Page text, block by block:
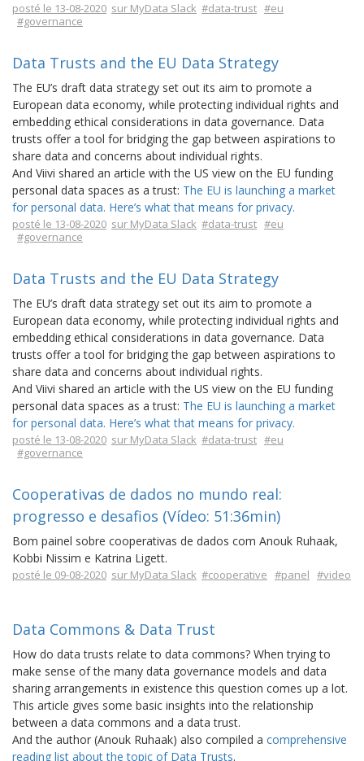
posté le 13-08-2020 sur MyData Slack #data-trust #eu
#governance
Data Trusts and the EU Data Strategy
The EU’s draft data strategy set out its aim to promote a
European data economy, while protecting individual rights and
embedding ethical considerations in data governance. Data
trusts offer a tool for bridging the gap between aspirations to
share data and concerns about individual rights.
And Viivi shared an article with the US view on the EU funding
personal data spaces as a trust: The EU is launching a market
for personal data. Here’s what that means for privacy.
posté le 13-08-2020 sur MyData Slack #data-trust #eu
#governance
Data Trusts and the EU Data Strategy
The EU’s draft data strategy set out its aim to promote a
European data economy, while protecting individual rights and
embedding ethical considerations in data governance. Data
trusts offer a tool for bridging the gap between aspirations to
share data and concerns about individual rights.
And Viivi shared an article with the US view on the EU funding
personal data spaces as a trust: The EU is launching a market
for personal data. Here’s what that means for privacy.
posté le 13-08-2020 sur MyData Slack #data-trust #eu
#governance
Cooperativas de dados no mundo real:
progresso e desafios (Vídeo: 51:36min)
Bom painel sobre cooperativas de dados com Anouk Ruhaak,
Kobbi Nissim e Katrina Ligett.
posté le 09-08-2020 sur MyData Slack #cooperative #panel #video
Data Commons & Data Trust
How do data trusts relate to data commons? When trying to
make sense of the many data governance models and data
sharing arrangements in existence this question comes up a lot.
This article gives some basic insights into the relationship
between a data commons and a data trust.
And the author (Anouk Ruhaak) also compiled a comprehensive
reading list about the topic of Data Trusts.